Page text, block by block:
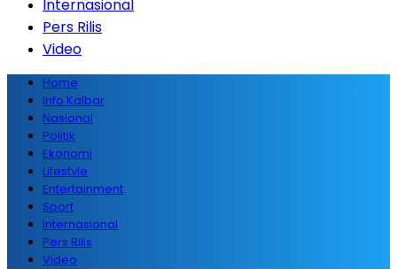
Internasional
Pers Rilis
Video
Home
Info Kalbar
Nasional
Politik
Ekonomi
Lifestyle
Entertainment
Sport
Internasional
Pers Rilis
Video